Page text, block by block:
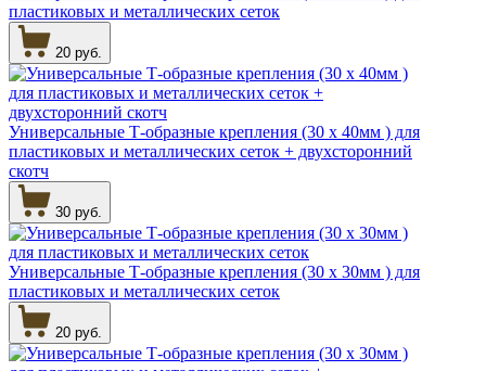
пластиковых и металлических сеток
20 руб.
Универсальные Т-образные крепления (30 х 40мм ) для
пластиковых и металлических сеток + двухсторонний
скотч
30 руб.
Универсальные Т-образные крепления (30 х 30мм ) для
пластиковых и металлических сеток
20 руб.